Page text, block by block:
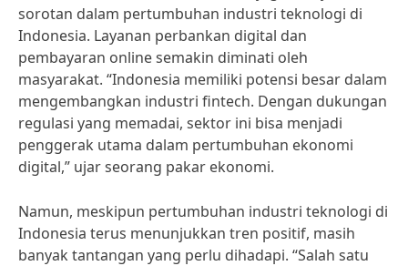
sorotan dalam pertumbuhan industri teknologi di
Indonesia. Layanan perbankan digital dan
pembayaran online semakin diminati oleh
masyarakat. “Indonesia memiliki potensi besar dalam
mengembangkan industri fintech. Dengan dukungan
regulasi yang memadai, sektor ini bisa menjadi
penggerak utama dalam pertumbuhan ekonomi
digital,” ujar seorang pakar ekonomi.
Namun, meskipun pertumbuhan industri teknologi di
Indonesia terus menunjukkan tren positif, masih
banyak tantangan yang perlu dihadapi. “Salah satu